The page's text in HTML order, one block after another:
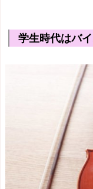
学生時代はバ